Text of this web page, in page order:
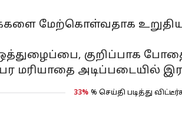
மேற்கொள்வதாக
குறிப்பாக
மரியாதை அடிப்படையில்
33% % செய்தி படித்து